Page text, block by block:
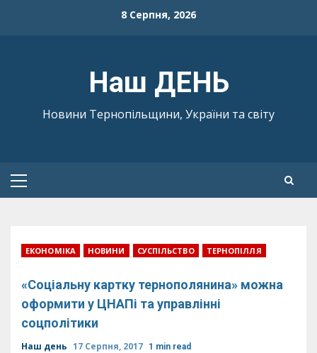
8 Серпня, 2026
Наш ДЕНЬ
Новини Тернопільщини, України та світу
Primary
ЕКОНОМІКА НОВИНИ СУСПІЛЬСТВО ТЕРНОПІЛЛЯ
«Соціальну картку тернополянина» можна
оформити у ЦНАПі та управлінні
соцполітики
Наш день 17 Серпня, 2017 1 min read